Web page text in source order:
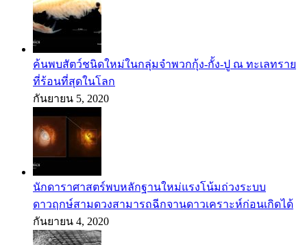
ค้นพบสัตว์ชนิดใหม่ในกลุ่มจำพวกกุ้ง-กั้ง-ปู ณ ทะเลทราย
ที่ร้อนที่สุดในโลก
กันยายน 5, 2020
นักดาราศาสตร์พบหลักฐานใหม่แรงโน้มถ่วงระบบ
ดาวฤกษ์สามดวงสามารถฉีกจานดาวเคราะห์ก่อนเกิดได้
กันยายน 4, 2020